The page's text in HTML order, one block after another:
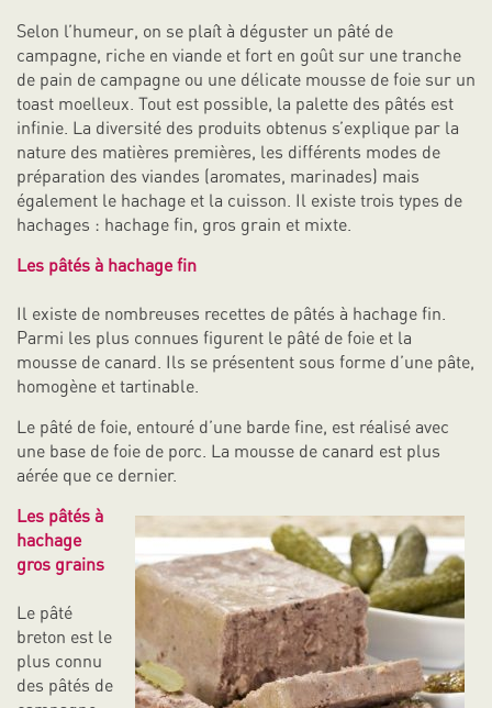
Selon l’humeur, on se plaît à déguster un pâté de
campagne, riche en viande et fort en goût sur une tranche
de pain de campagne ou une délicate mousse de foie sur un
toast moelleux. Tout est possible, la palette des pâtés est
infinie. La diversité des produits obtenus s’explique par la
nature des matières premières, les différents modes de
préparation des viandes (aromates, marinades) mais
également le hachage et la cuisson. Il existe trois types de
hachages : hachage fin, gros grain et mixte.
Les pâtés à hachage fin
Il existe de nombreuses recettes de pâtés à hachage fin.
Parmi les plus connues figurent le pâté de foie et la
mousse de canard. Ils se présentent sous forme d’une pâte,
homogène et tartinable.
Le pâté de foie, entouré d’une barde fine, est réalisé avec
une base de foie de porc. La mousse de canard est plus
aérée que ce dernier.
Les pâtés à
hachage
gros grains
Le pâté
breton est le
plus connu
des pâtés de